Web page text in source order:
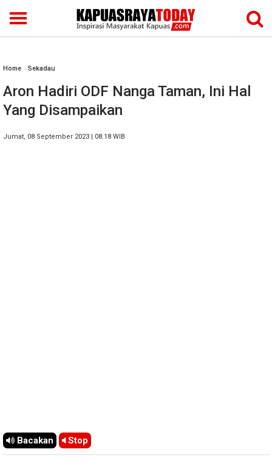
Home » Sekadau
Aron Hadiri ODF Nanga Taman, Ini Hal
Yang Disampaikan
Jumat, 08 September 2023 | 08.18 WIB
Bacakan Stop